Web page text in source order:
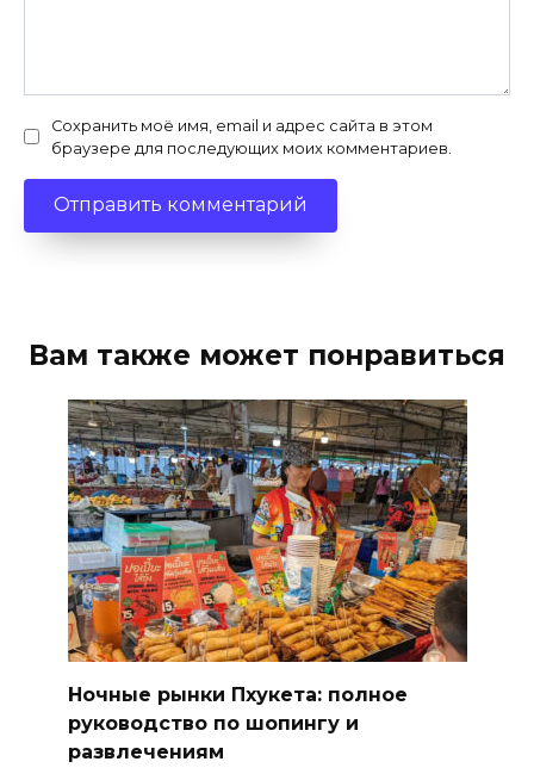
Сохранить моё имя, email и адрес сайта в этом
браузере для последующих моих комментариев.
Вам также может понравиться
Ночные рынки Пхукета: полное
руководство по шопингу и
развлечениям